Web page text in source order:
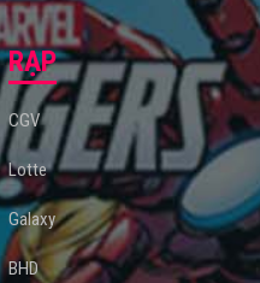
RẠP
CGV
Lotte
Galaxy
BHD